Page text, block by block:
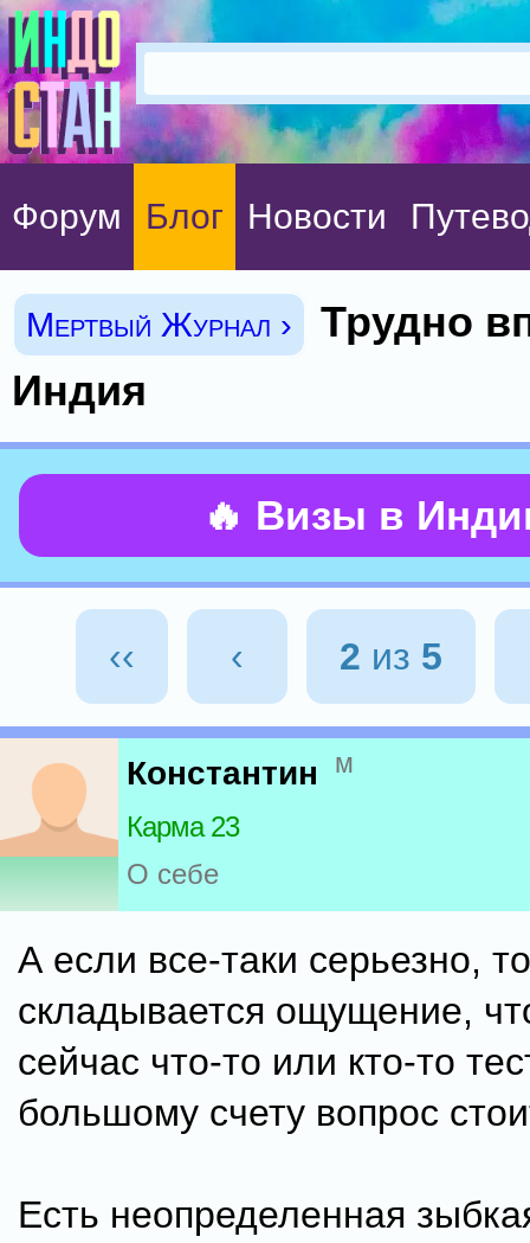
Форум Блог Новости
Мертвый Журнал ›
Трудно
Индия
🔥 Визы в
‹‹ ‹ 2 из 5
Константин м
Карма 23
О себе
А если все-таки серьезно,
складывается ощущение,
сейчас что-то или кто-то
большому счету вопрос
Есть неопределенная